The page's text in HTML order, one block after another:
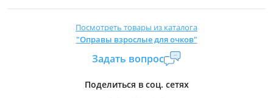
Страна производитель:Китай
Уровень доступа:0
* Общие условия читайте в правилах сайта
Посмотреть товары из каталога
"Оправы взрослые для очков"
Задать вопрос
Поделиться в соц. сетях